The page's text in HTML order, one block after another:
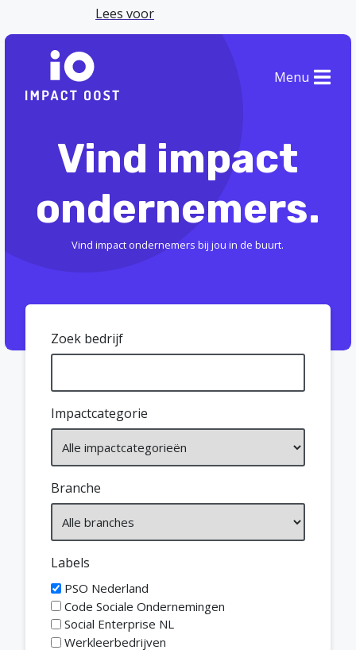
Lees voor
Menu
Vind impact
ondernemers.
Vind impact ondernemers bij jou in de buurt.
Zoek bedrijf
Impactcategorie
Branche
Labels
PSO Nederland
Code Sociale Ondernemingen
Social Enterprise NL
Werkleerbedrijven